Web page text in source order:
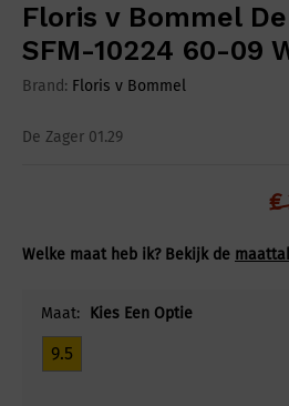
Floris v Bommel
SFM-10224 60-09
Brand: Floris v Bommel
De Zager 01.29
€
Welke maat heb ik? Bekijk de
Maat: Kies Een Optie
9.5